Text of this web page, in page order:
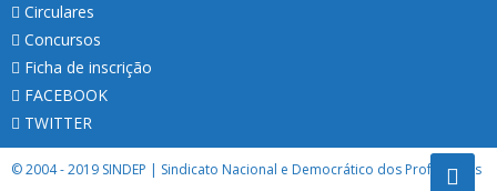
Circulares
Concursos
Ficha de inscrição
FACEBOOK
TWITTER
© 2004 - 2019 SINDEP | Sindicato Nacional e Democrático dos Professores